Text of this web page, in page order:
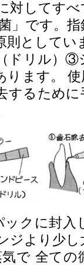
対してす
」です。
則としてい
ドリル）③
ます。 使
するため
ックに封入
ジより少
で 全ての